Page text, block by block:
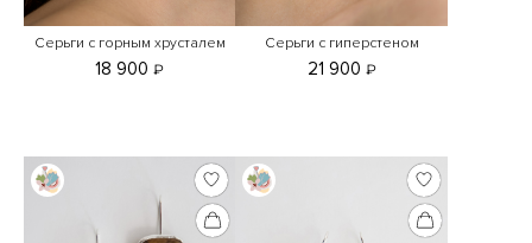
Серьги с горным хрусталем
18 900₽
Серьги с гиперстеном
21 900 ₽